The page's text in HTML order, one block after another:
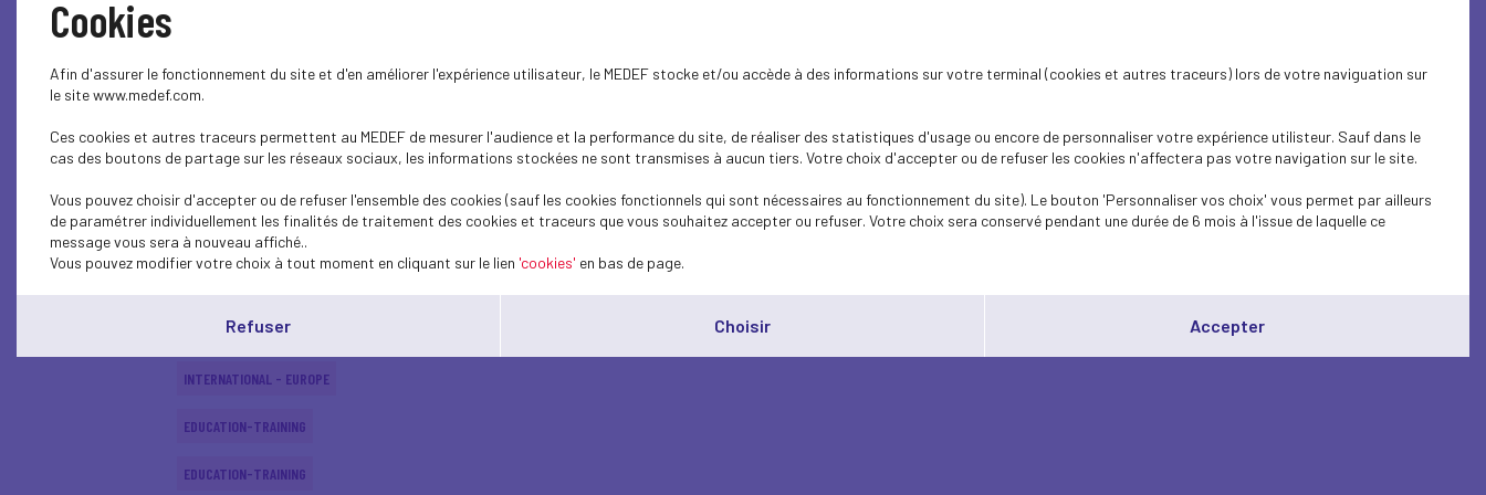
SOCIAL
SOCIAL
EDUCATION-TRAINING
ECONOMY
INTERNATIONAL - EUROPE
EDUCATION-TRAINING
EDUCATION-TRAINING
Cookies
Afin d'assurer le fonctionnement du site et d'en améliorer l'expérience utilisateur, le MEDEF stocke et/ou accède à des informations sur votre terminal (cookies et autres traceurs) lors de votre naviguation sur
le site www.medef.com.
Ces cookies et autres traceurs permettent au MEDEF de mesurer l'audience et la performance du site, de réaliser des statistiques d'usage ou encore de personnaliser votre expérience utilisteur. Sauf dans le
cas des boutons de partage sur les réseaux sociaux, les informations stockées ne sont transmises à aucun tiers. Votre choix d'accepter ou de refuser les cookies n'affectera pas votre navigation sur le site.
Vous pouvez choisir d'accepter ou de refuser l'ensemble des cookies (sauf les cookies fonctionnels qui sont nécessaires au fonctionnement du site). Le bouton 'Personnaliser vos choix' vous permet par ailleurs
de paramétrer individuellement les finalités de traitement des cookies et traceurs que vous souhaitez accepter ou refuser. Votre choix sera conservé pendant une durée de 6 mois à l'issue de laquelle ce
message vous sera à nouveau affiché..
Vous pouvez modifier votre choix à tout moment en cliquant sur le lien 'cookies' en bas de page.
Refuser Choisir Accepter